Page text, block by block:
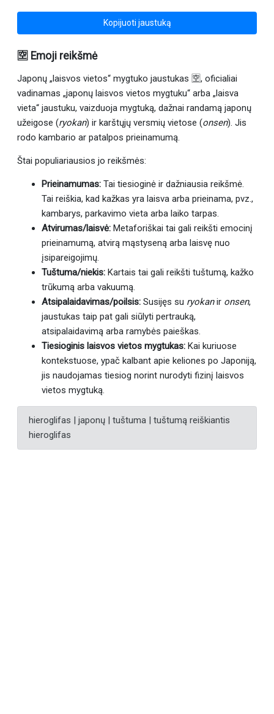
Kopijuoti jaustuką
🈳 Emoji reikšmė
Japonų „laisvos vietos“ mygtuko jaustukas 🈳, oficialiai
vadinamas „japonų laisvos vietos mygtuku“ arba „laisva
vieta“ jaustuku, vaizduoja mygtuką, dažnai randamą japonų
užeigose (ryokan) ir karštųjų versmių vietose (onsen). Jis
rodo kambario ar patalpos prieinamumą.
Štai populiariausios jo reikšmės:
Prieinamumas: Tai tiesioginė ir dažniausia reikšmė.
Tai reiškia, kad kažkas yra laisva arba prieinama, pvz.,
kambarys, parkavimo vieta arba laiko tarpas.
Atvirumas/laisvė: Metaforiškai tai gali reikšti emocinį
prieinamumą, atvirą mąstyseną arba laisvę nuo
įsipareigojimų.
Tuštuma/niekis: Kartais tai gali reikšti tuštumą, kažko
trūkumą arba vakuumą.
Atsipalaidavimas/poilsis: Susijęs su ryokanir onsen,
jaustukas taip pat gali siūlyti pertrauką,
atsipalaidavimą arba ramybės paieškas.
Tiesioginis laisvos vietos mygtukas: Kai kuriuose
kontekstuose, ypač kalbant apie keliones po Japoniją,
jis naudojamas tiesiog norint nurodyti fizinį laisvos
vietos mygtuką.
hieroglifas | japonų | tuštuma | tuštumą reiškiantis
hieroglifas